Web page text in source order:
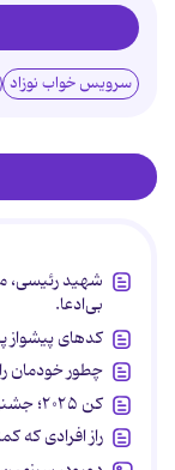
سرویس خواب نوزاد
شهید رئیسی،
بی‌ادعا.
کدهای
چطور خودمان را از نظر
کن ۲۰۲۵؛ جشنواره‌ای علیه خانواده
راز افرادی که